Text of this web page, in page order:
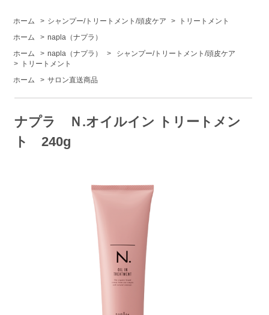
ホーム > シャンプー/トリートメント/頭皮ケア >
トリートメント
ホーム
> napla （ナプラ）
ホーム
> napla （ナプラ） >
シャンプー/トリートメント/頭皮ケア
>
トリートメント
ホーム
> サロン直送商品
ナプラ Ｎ.オイルイン トリートメン
ト 240g